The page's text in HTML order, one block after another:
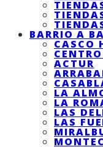
BARRIO A
CASCO
ACTUR
LA
LA
LAS
LAS